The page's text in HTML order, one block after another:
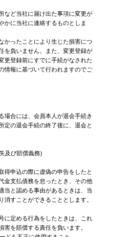
など当社に届け出た事項に変更が
かに当社に連絡するものとしま
かったことにより生じた損害につ
を負いません。また、変更登録が
更登録前にすでに手続がなされた
情報に基づいて行われますのでご
場合には、会員本人が退会手続き
定の退会手続の終了後に、退会と
及び賠償義務)
得申込の際に虚偽の申告をしたと
金支払債務を怠ったとき、その他
当と認める事由があるときは、当
消すことができることとします。
に定める行為をしたときは、これ
害を賠償する責任を負います。